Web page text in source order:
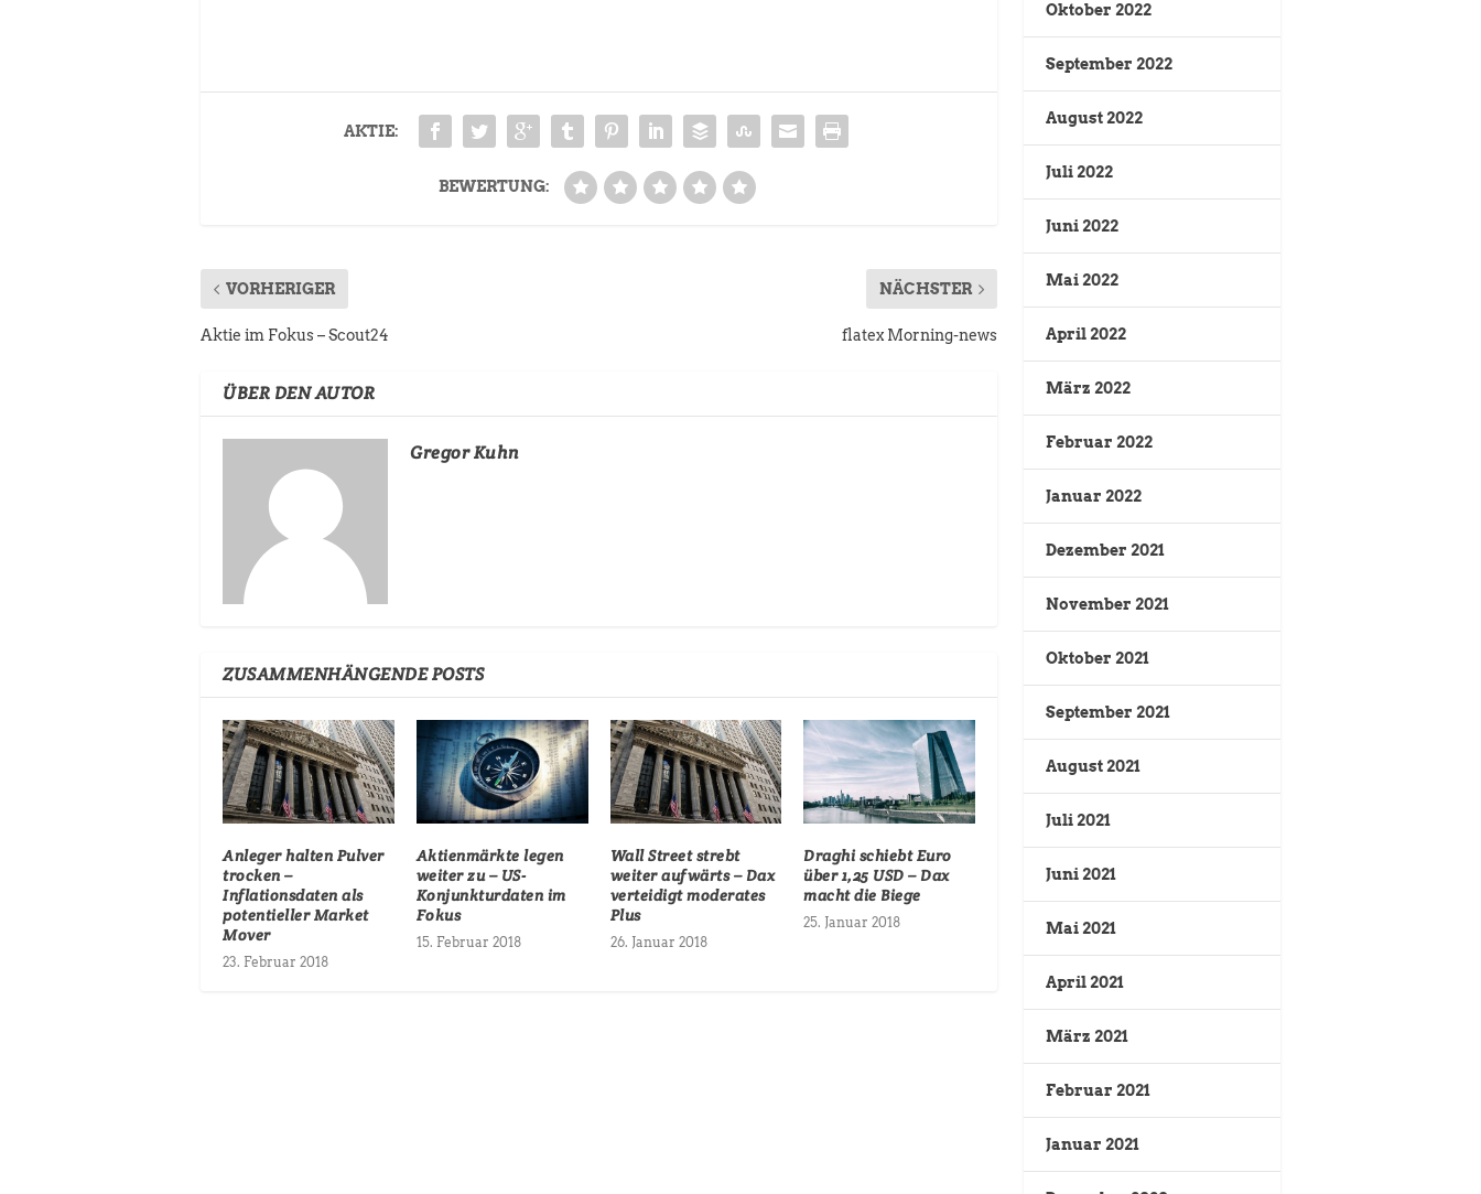
AKTIE:
BEWERTUNG:
VORHERIGER
Aktie im Fokus – Scout24
NÄCHSTER
flatex Morning-news
ÜBER DEN AUTOR
Gregor Kuhn
ZUSAMMENHÄNGENDE POSTS
Anleger halten Pulver
trocken –
Inflationsdaten als
potentieller Market
Mover
23. Februar 2018
Aktienmärkte legen
weiter zu – US-
Konjunkturdaten im
Fokus
15. Februar 2018
Wall Street strebt
weiter aufwärts – Dax
verteidigt moderates
Plus
26. Januar 2018
Draghi schiebt Euro
über 1,25 USD – Dax
macht die Biege
25. Januar 2018
Oktober 2022
September 2022
August 2022
Juli 2022
Juni 2022
Mai 2022
April 2022
März 2022
Februar 2022
Januar 2022
Dezember 2021
November 2021
Oktober 2021
September 2021
August 2021
Juli 2021
Juni 2021
Mai 2021
April 2021
März 2021
Februar 2021
Januar 2021